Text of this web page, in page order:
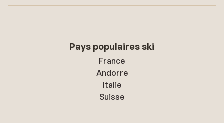
Pays populaires ski
France
Andorre
Italie
Suisse